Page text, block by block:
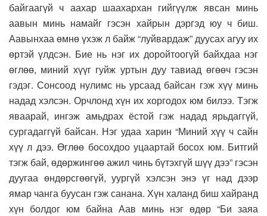
байгаагүй ч аахар шаахархан гийгүүлж явсан минь
аавын минь намайг гэсэн хайрын дэргэд юу ч биш.
Аавынхаа өмнө үхэж л байж “луйвардаж” дуусах агуу их
өртэй үлдсэн. Бие нь нэг их доройтоогүй байхдаа нэг
өглөө, миний хүүг гуйж уртын дуу тавиад өгөөч гэсэн
гэдэг. Сонсоод нулимс нь урсаад байсан гэж хүү минь
надад хэлсэн. Орчлонд хүн их хоргодох юм билээ. Тэгж
яваарай, ингэж амьдрах ёстой гэж надад ярьдаггүй,
сургадаггүй байсан. Нэг удаа харин “Миний хүү ч сайн
хүү л дээ. Өглөө босохдоо уцаартай босох юм. Битгий
тэгж бай, өдөржингөө ажил чинь бүтэхгүй шүү дээ” гэсэн
дуугаа өндөрсгөөгүй, уургүй хэлсэн энэ үг над дээр
ямар чанга буусан гэж санана. Хүн халанд биш хайранд
хүн болдог юм байна Аав минь нэг өдөр “Би заяа